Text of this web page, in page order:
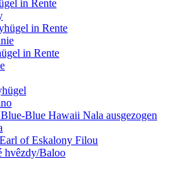
in Rente
in Rente
in Rente
Blue Hawaii Nala ausgezogen
of Eskalony Filou
hvêzdy/Baloo